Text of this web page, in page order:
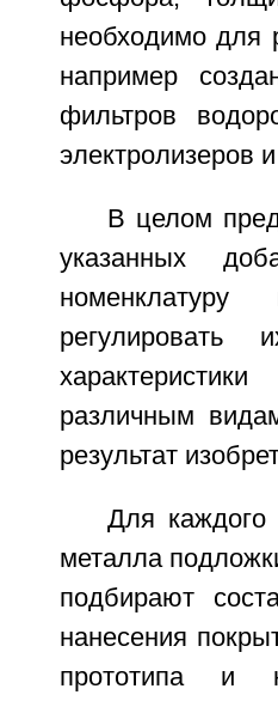
необходимо для
например
фильтров
электролизеров
В целом
указанных
номенклатуру
различным
результат
Для каждого
металла
подбирают
нанесения
прототипа и